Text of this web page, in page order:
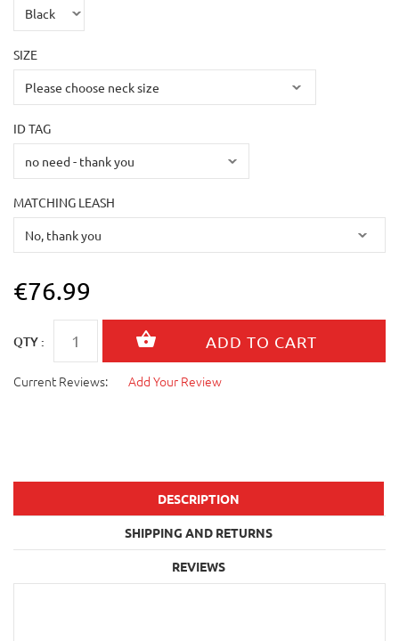
SIZE
ID TAG
MATCHING LEASH
€76.99
QTY :
Current Reviews: Add Your Review
DESCRIPTION
SHIPPING AND RETURNS
REVIEWS